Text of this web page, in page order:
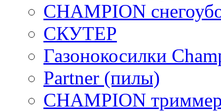
CHAMPION
СКУТЕР
Газонокосилки
Partner (пилы)
CHAMPION